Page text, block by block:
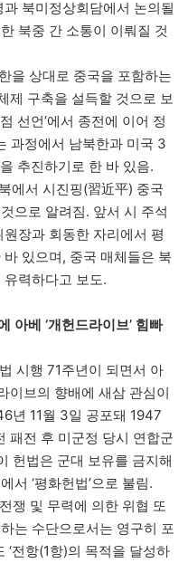
북미정상회담에서 논의될
북중 간 소통이 이뤄질 것
을 상대로 중국을 포함하는
제 구축을 설득할 것으로 보
선언’에서 종전에 이어 정
과정에서 남북한과 미국 3
추진하기로 한 바 있음.
에서 시진핑(習近平) 중국
으로 알려짐. 앞서 시 주석
장과 회동한 자리에서 평
있으며, 중국 매체들은 북
력하다고 보도.
아베 ‘개헌드라이브’ 힘빠
시행 71주년이 되면서 아
이브의 향배에 새삼 관심이
년 11월 3일 공포돼 1947
패전 후 미군정 당시 연합군
헌법은 군대 보유를 금지해
서 ‘평화헌법’으로 불림.
쟁 및 무력에 의한 위협 또
는 수단으로서는 영구히 포
‘전항(1항)의 목적을 달성하